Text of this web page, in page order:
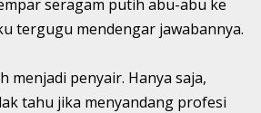
seragam putih abu-abu ke
tergugu mendengar jawabannya.
menjadi penyair. Hanya saja,
tahu jika menyandang profesi